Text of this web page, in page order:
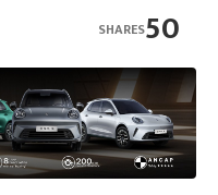
50
SHARES